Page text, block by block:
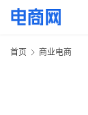
首页 商业电商